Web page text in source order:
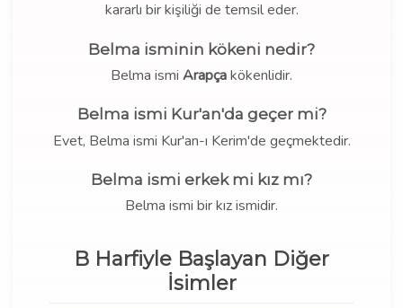
kararlı bir kişiliği de temsil eder.
Belma isminin kökeni nedir?
Belma ismi Arapçakökenlidir.
Belma ismi Kur'an'da geçer mi?
Evet, Belma ismi Kur'an-ı Kerim'de geçmektedir.
Belma ismi erkek mi kız mı?
Belma ismi bir kız ismidir.
B Harfiyle Başlayan Diğer
İsimler